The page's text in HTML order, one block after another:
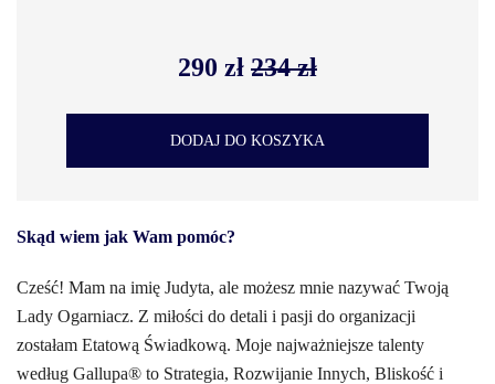
290 zł 234 zł
DODAJ DO KOSZYKA
Skąd wiem jak Wam pomóc?
Cześć! Mam na imię Judyta, ale możesz mnie nazywać Twoją
Lady Ogarniacz. Z miłości do detali i pasji do organizacji
zostałam Etatową Świadkową. Moje najważniejsze talenty
według Gallupa® to Strategia, Rozwijanie Innych, Bliskość i